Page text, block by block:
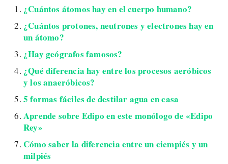
¿Cuántos átomos hay en el cuerpo humano?
¿Cuántos protones, neutrones y electrones hay en
un átomo?
¿Hay geógrafos famosos?
¿Qué diferencia hay entre los procesos aeróbicos
y los anaeróbicos?
5 formas fáciles de destilar agua en casa
Aprende sobre Edipo en este monólogo de «Edipo
Rey»
Cómo saber la diferencia entre un ciempiés y un
milpiés